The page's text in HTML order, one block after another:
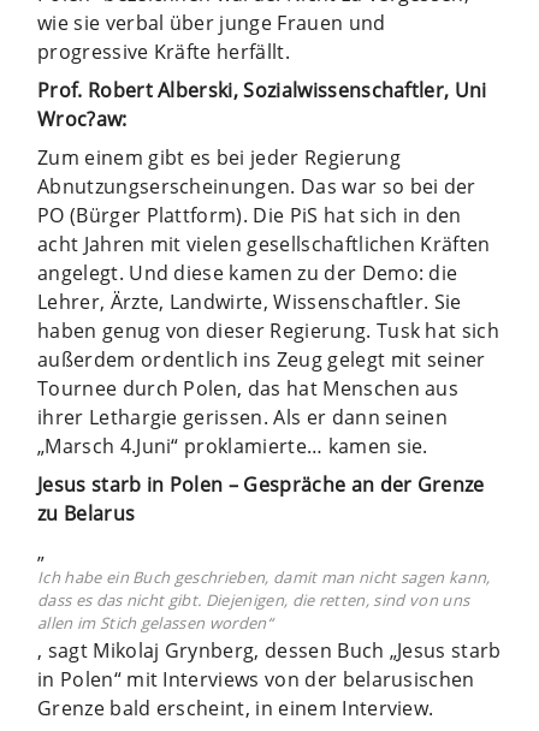
wie sie verbal über junge Frauen und
progressive Kräfte herfällt.
Prof. Robert Alberski, Sozialwissenschaftler, Uni
Wroc?aw:
Zum einem gibt es bei jeder Regierung
Abnutzungserscheinungen. Das war so bei der
PO (Bürger Plattform). Die PiS hat sich in den
acht Jahren mit vielen gesellschaftlichen Kräften
angelegt. Und diese kamen zu der Demo: die
Lehrer, Ärzte, Landwirte, Wissenschaftler. Sie
haben genug von dieser Regierung. Tusk hat sich
außerdem ordentlich ins Zeug gelegt mit seiner
Tournee durch Polen, das hat Menschen aus
ihrer Lethargie gerissen. Als er dann seinen
„Marsch 4.Juni“ proklamierte… kamen sie.
Jesus starb in Polen – Gespräche an der Grenze
zu Belarus
„
Ich habe ein Buch geschrieben, damit man nicht sagen kann,
dass es das nicht gibt. Diejenigen, die retten, sind von uns
allen im Stich gelassen worden“
, sagt Mikolaj Grynberg, dessen Buch „Jesus starb
in Polen“ mit Interviews von der belarusischen
Grenze bald erscheint, in einem Interview.